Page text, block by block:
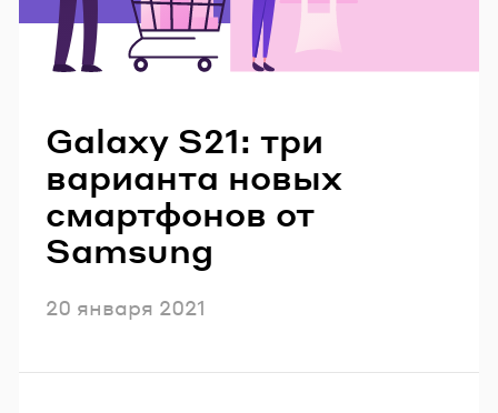
Galaxy S21: три
варианта новых
смартфонов от
Samsung
Опубликовано
20 января 2021